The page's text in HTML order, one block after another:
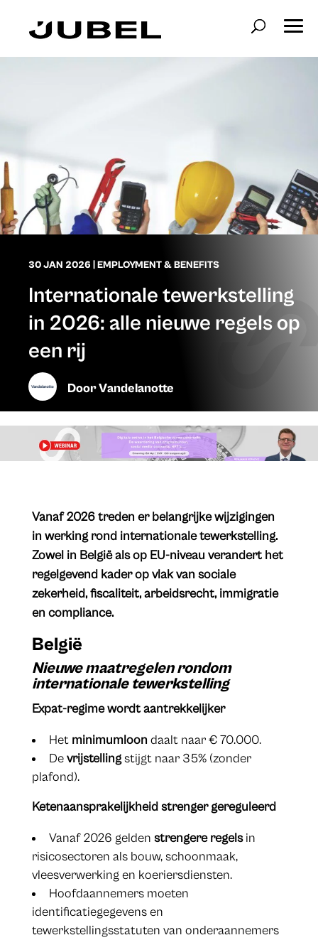
30 JAN 2026 EMPLOYMENT & BENEFITS
Internationale tewerkstelling
in 2026: alle nieuwe regels op
een rij
DoorVandelanotte
​Vanaf 2026 treden er belangrijke wijzigingen
in werking rond internationale tewerkstelling.
Zowel in België als op EU-niveau verandert het
regelgevend kader op vlak van sociale
zekerheid, fiscaliteit, arbeidsrecht, immigratie
en compliance.
​België
Nieuwe maatregelen rondom
internationale tewerkstelling
Expat-regime wordt aantrekkelijker
Het minimumloon daalt naar € 70.000.
Devrijstellingstijgt naar 35% (zonder
plafond).
Ketenaansprakelijkheid strenger gereguleerd
Vanaf 2026 gelden strengere regelsin
risicosectoren als bouw, schoonmaak,
vleesverwerking en koeriersdiensten.
Hoofdaannemers moeten
identificatiegegevens en
tewerkstellingsstatuten van onderaannemers